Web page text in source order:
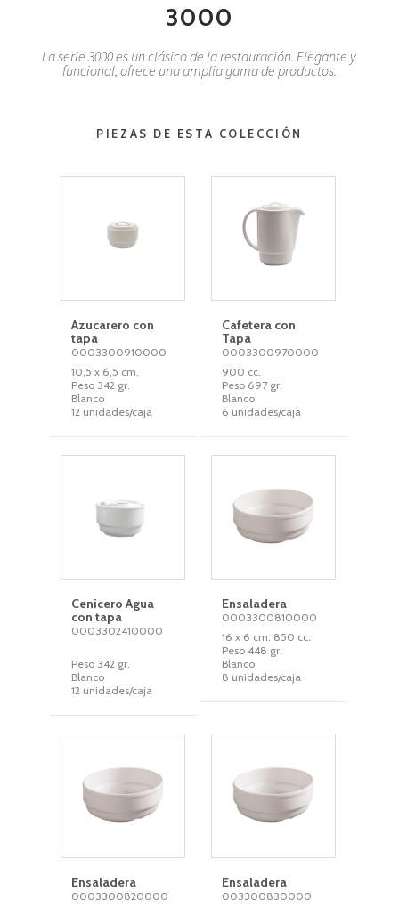
3000
La serie 3000 es un clásico de la restauración. Elegante y
funcional, ofrece una amplia gama de productos.
PIEZAS DE ESTA COLECCIÓN
Azucarero con
tapa
0003300910000
10,5 x 6,5 cm.
Peso 342 gr.
Blanco
12 unidades/caja
Cafetera con
Tapa
0003300970000
900 cc.
Peso 697 gr.
Blanco
6 unidades/caja
Cenicero Agua
con tapa
0003302410000
Peso 342 gr.
Blanco
12 unidades/caja
Ensaladera
0003300810000
16 x 6 cm. 850 cc.
Peso 448 gr.
Blanco
8 unidades/caja
Ensaladera
0003300820000
Ensaladera
003300830000